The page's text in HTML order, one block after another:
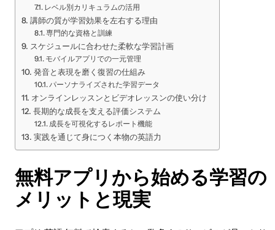
レベル別カリキュラムの活用
講師の質が学習効果を左右する理由
専門的な資格と訓練
スケジュールに合わせた柔軟な学習計画
モバイルアプリでの一元管理
発音と表現を磨く復習の仕組み
パーソナライズされた学習データ
オンラインレッスンとビデオレッスンの使い分け
長期的な成長を支える評価システム
成長を可視化するレポート機能
実践を通じて身につく本物の英語力
無料アプリから始める学習の
メリットと現実